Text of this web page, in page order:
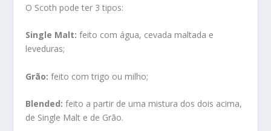
O Scoth pode ter 3 tipos:
Single Malt: feito com água, cevada maltada e
leveduras;
Grão: feito com trigo ou milho;
Blended: feito a partir de uma mistura dos dois acima,
de Single Malt e de Grão.